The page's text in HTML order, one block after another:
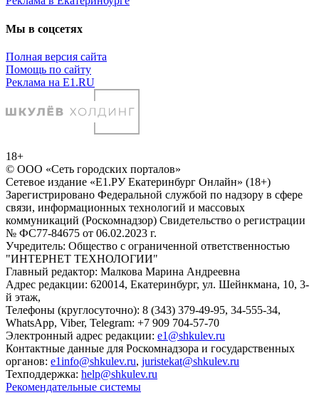
Мы в соцсетях
Полная версия сайта
Помощь по сайту
Реклама на E1.RU
18+
© ООО «Сеть городских порталов»
Сетевое издание «Е1.РУ Екатеринбург Онлайн» (18+)
Зарегистрировано Федеральной службой по надзору в сфере
связи, информационных технологий и массовых
коммуникаций (Роскомнадзор) Свидетельство о регистрации
№ ФС77-84675 от 06.02.2023 г.
Учредитель: Общество с ограниченной ответственностью
"ИНТЕРНЕТ ТЕХНОЛОГИИ"
Главный редактор: Малкова Марина Андреевна
Адрес редакции: 620014, Екатеринбург, ул. Шейнкмана, 10, 3-
й этаж,
Телефоны (круглосуточно): 8 (343) 379-49-95, 34-555-34,
WhatsApp, Viber, Telegram: +7 909 704-57-70
Электронный адрес редакции: e1@shkulev.ru
Контактные данные для Роскомнадзора и государственных
органов: e1info@shkulev.ru, juristekat@shkulev.ru
Техподдержка: help@shkulev.ru
Рекомендательные системы